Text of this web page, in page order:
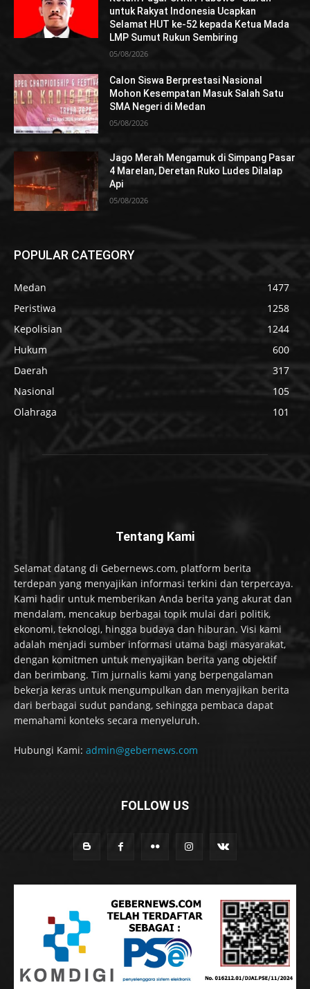
untuk Rakyat Indonesia Ucapkan
Selamat HUT ke-52 kepada Ketua Mada
LMP Sumut Rukun Sembiring
05/08/2026
Calon Siswa Berprestasi Nasional
Mohon Kesempatan Masuk Salah Satu
SMA Negeri di Medan
05/08/2026
Jago Merah Mengamuk di Simpang Pasar
4 Marelan, Deretan Ruko Ludes Dilalap
Api
05/08/2026
POPULAR CATEGORY
Medan
1477
Peristiwa
1258
Kepolisian
1244
Hukum
600
Daerah
317
Nasional
105
Olahraga
101
Tentang Kami
Selamat datang di Gebernews.com, platform berita
terdepan yang menyajikan informasi terkini dan terpercaya.
Kami hadir untuk memberikan Anda berita yang akurat dan
mendalam, mencakup berbagai topik mulai dari politik,
ekonomi, teknologi, hingga budaya dan hiburan. Visi kami
adalah menjadi sumber informasi utama bagi masyarakat,
dengan komitmen untuk menyajikan berita yang objektif
dan berimbang. Tim jurnalis kami yang berpengalaman
bekerja keras untuk mengumpulkan dan menyajikan berita
dari berbagai sudut pandang, sehingga pembaca dapat
memahami konteks secara menyeluruh.
Hubungi Kami: admin@gebernews.com
FOLLOW US